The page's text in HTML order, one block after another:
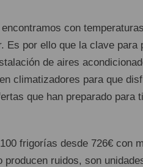
con
Es por ello que la clave para
de aires
climatizadores para que
que han preparado para
frigorías desde 726€ con
ruidos, son